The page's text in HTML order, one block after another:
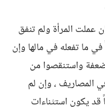
عملت المرأة ولم تنفق
في ما تفعله في مالها وإن
واستنقصوا من
المصاريف ، وإن لم
قد يكون استثناءات